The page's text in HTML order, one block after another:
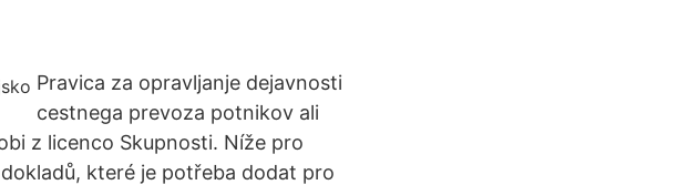
Pravica za opravljanje dejavnosti
cestnega prevoza potnikov ali
z licenco Skupnosti. Níže pro
které je potřeba dodat pro